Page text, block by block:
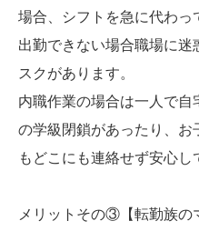
場合、シフトを急に代わっ
出勤できない場合職場に迷
スクがあります。
内職作業の場合は一人で
の学級閉鎖があったり、
もどこにも連絡せず安心し
メリットその③【転勤族の